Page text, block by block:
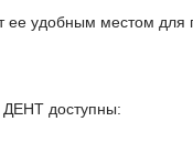
ее удобным местом для
ДЕНТ доступны: